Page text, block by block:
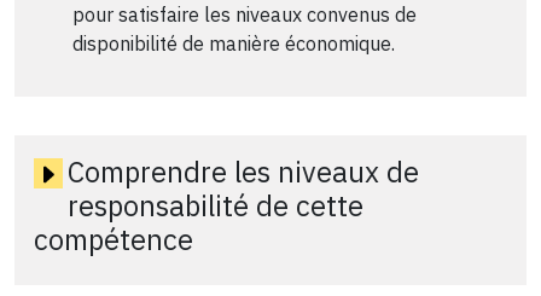
pour satisfaire les niveaux convenus de
disponibilité de manière économique.
Comprendre les niveaux de
responsabilité de cette
compétence